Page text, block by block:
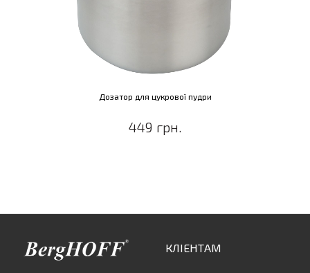
Дозатор для цукрової пудри
449 грн.
КЛІЕНТАМ